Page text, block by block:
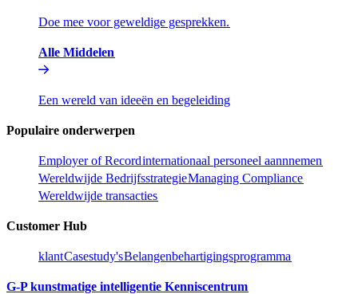
Doe mee voor geweldige gesprekken.​​
Alle Middelen​​
Een wereld van ideeën en begeleiding​​
Populaire onderwerpen​​
Employer of Record​​internationaal personeel aannnemen​​
Wereldwijde Bedrijfsstrategie​​Managing Compliance​​
Wereldwijde transacties​​
Customer Hub​​
klant​​Casestudy's​​Belangenbehartigingsprogramma​​
G-P kunstmatige intelligentie Kenniscentrum​​